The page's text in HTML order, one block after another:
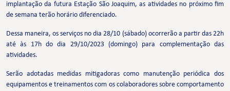
implantação da futura Estação São Joaquim, as atividades no próximo fim
de semana terão horário diferenciado.
Dessa maneira, os serviços no dia 28/10 (sábado) ocorrerão a partir das 22h
até às 17h do dia 29/10/2023 (domingo) para complementação das
atividades.
Serão adotadas medidas mitigadoras como manutenção periódica dos
equipamentos e treinamentos com os colaboradores sobre comportamento